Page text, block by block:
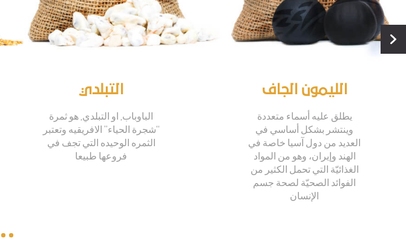
التبلدي
الباوباب, او التبلدي, هو ثمرة
“شجرة الحياء” الافريقيه وتعتبر
الثمره الوحيده التي تجف في
فروعها طبيعا
الليمون الجاف
يطلق عليه أسماء متعددة
وينتشر بشكل أساسي في
العديد من دول آسيا خاصة في
الهند وإيران، وهو من المواد
الغذائيّة التي تحمل الكثير من
الفوائد الصحيّة لصحة جسم
الإنسان